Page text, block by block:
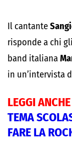
Il cantante
risponde a chi
band italiana
in un’intervista
LEGGI ANCHE
TEMA
FARE LA